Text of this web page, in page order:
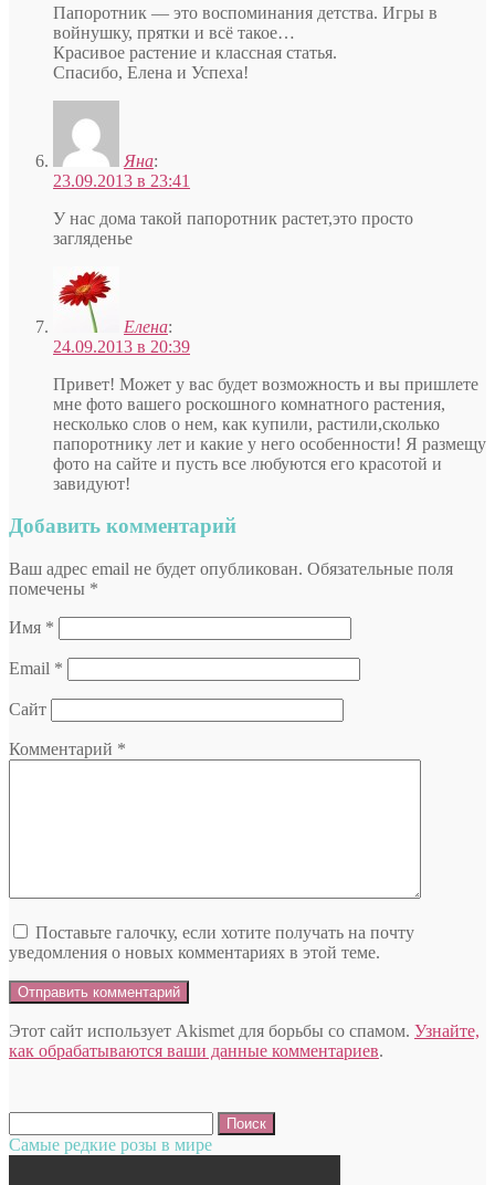
Папоротник — это воспоминания детства. Игры в
войнушку, прятки и всё такое…
Красивое растение и классная статья.
Спасибо, Елена и Успеха!
Яна:
23.09.2013 в 23:41
У нас дома такой папоротник растет,это просто
загляденье
Елена:
24.09.2013 в 20:39
Привет! Может у вас будет возможность и вы пришлете
мне фото вашего роскошного комнатного растения,
несколько слов о нем, как купили, растили,сколько
папоротнику лет и какие у него особенности! Я размещу
фото на сайте и пусть все любуются его красотой и
завидуют!
Добавить комментарий
Ваш адрес email не будет опубликован. Обязательные поля
помечены *
Имя *
Email *
Сайт
Комментарий *
Поставьте галочку, если хотите получать на почту
уведомления о новых комментариях в этой теме.
Этот сайт использует Akismet для борьбы со спамом. Узнайте,
как обрабатываются ваши данные комментариев.
Самые редкие розы в мире